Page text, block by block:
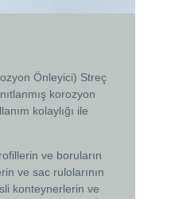
Önleyici) Streç
korozyon
kolaylığı ile
ve boruların
ve sac rulolarının
konteynerlerin ve